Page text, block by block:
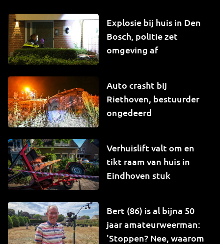
Explosie bij huis in Den
Bosch, politie zet
omgeving af
Auto crasht bij
Riethoven, bestuurder
ongedeerd
Verhuislift valt om en
tikt raam van huis in
Eindhoven stuk
Bert (86) is al bijna 50
jaar amateurweerman:
'Stoppen? Nee, waarom